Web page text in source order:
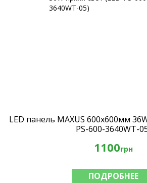
LED панель MAXUS 600х600мм
PS-600-3640WT-
1100грн
ПОДРОБНЕЕ